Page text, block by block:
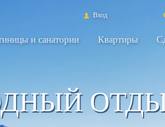
Вход
и санатории Квартиры